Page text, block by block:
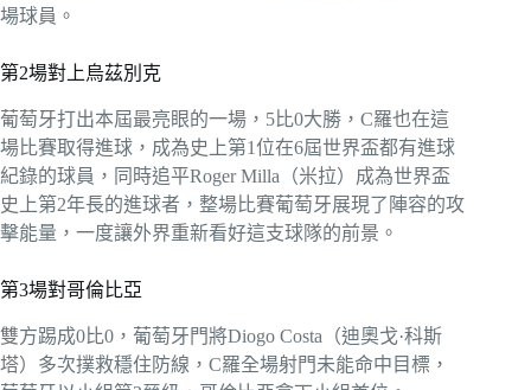
場球員。
第2場對上烏茲別克
葡萄牙打出本屆最亮眼的一場，5比0大勝，C羅也在這
場比賽取得進球，成為史上第1位在6屆世界盃都有進球
紀錄的球員，同時追平Roger Milla（米拉）成為世界盃
史上第2年長的進球者，整場比賽葡萄牙展現了陣容的攻
擊能量，一度讓外界重新看好這支球隊的前景。
第3場對哥倫比亞
雙方踢成0比0，葡萄牙門將Diogo Costa（迪奧戈·科斯
塔）多次撲救穩住防線，C羅全場射門未能命中目標，